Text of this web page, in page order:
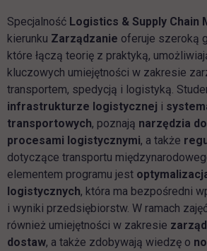
Specjalność Logistics & Supply Chain
kierunku Zarządzanie oferuje szeroką
które łączą teorię z praktyką,
kluczowych umiejętności w zakresie
transportem, spedycją i logistyką.
infrastrukturze logistycznej i
transportowych, poznają narzędzia
procesami logistycznymi, a także
dotyczące transportu
elementem programu jest
logistycznych, która ma bezpośredni
i wyniki przedsiębiorstw. W ramach
również umiejętności w zakresie
dostaw, a także zdobywają wiedzę o